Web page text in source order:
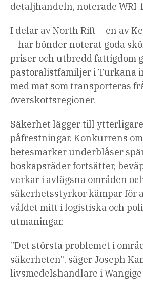
detaljhandeln, noterade WRI-
I delar av North Rift – en av
– har bönder noterat goda
priser och utbredd fattigdom
pastoralistfamiljer i Turkana
med mat som transporteras
överskottsregioner.
Säkerhet lägger till
påfrestningar. Konkurrens
betesmarker underblåser
boskapsräder fortsätter,
verkar i avlägsna områden
säkerhetsstyrkor kämpar för
våldet mitt i logistiska och
utmaningar.
”Det största problemet i
säkerheten”, säger Joseph
livsmedelshandlare i